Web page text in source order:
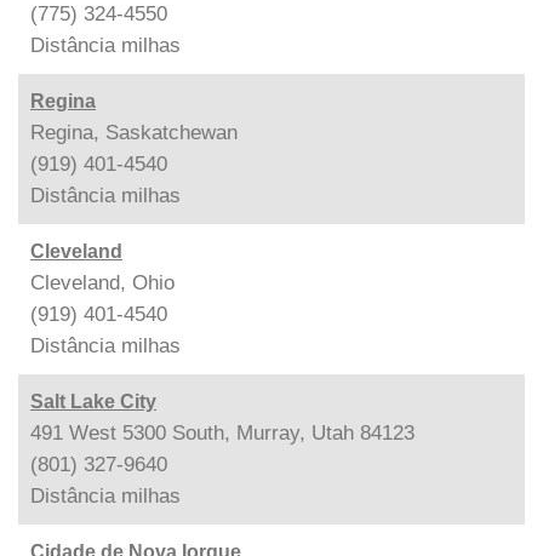
(775) 324-4550
Distância milhas
Regina
Regina, Saskatchewan
(919) 401-4540
Distância milhas
Cleveland
Cleveland, Ohio
(919) 401-4540
Distância milhas
Salt Lake City
491 West 5300 South, Murray, Utah 84123
(801) 327-9640
Distância milhas
Cidade de Nova Iorque